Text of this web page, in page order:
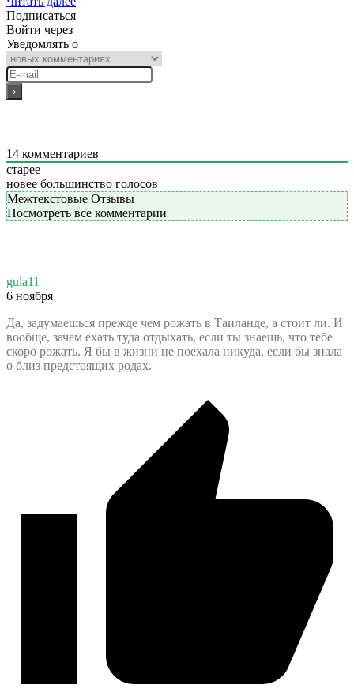
Подписаться
Войти через
Уведомлять о
14 комментариев
старее
новее большинство голосов
Межтекстовые Отзывы
Посмотреть все комментарии
gula11
6 ноября
Да, задумаешься прежде чем рожать в Таиланде, а стоит ли. И
вообще, зачем ехать туда отдыхать, если ты знаешь, что тебе
скоро рожать. Я бы в жизни не поехала никуда, если бы знала
о близ предстоящих родах.